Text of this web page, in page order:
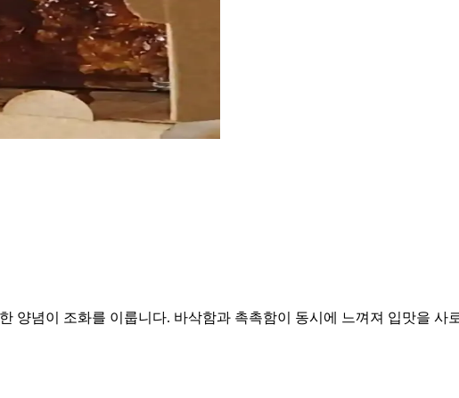
양념이 조화를 이룹니다. 바삭함과 촉촉함이 동시에 느껴져 입맛을 사